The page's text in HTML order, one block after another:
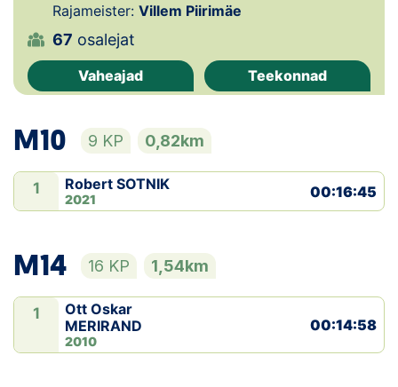
Tulemused
Dokumendid
Klubid
Suletud maastikud
Püsirajad
Koolitused
OTSI
Rajameister: Villem Piirimäe
67 osalejat
Vaheajad Teekonnad
M10 9 KP 0,82km
1 Robert SOTNIK
2021 00:16:45
M14 16 KP 1,54km
1
Ott Oskar
MERIRAND
2010
00:14:58